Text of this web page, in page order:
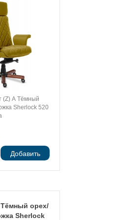
(Z) А Тёмный
Sherlock 520
Добавить
орех/
Sherlock